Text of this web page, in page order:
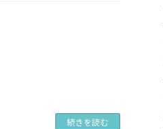
続きを読む